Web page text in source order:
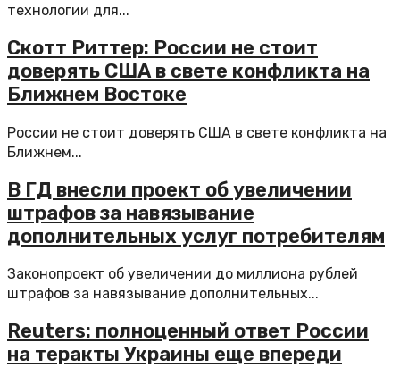
технологии для...
Скотт Риттер: России не стоит
доверять США в свете конфликта на
Ближнем Востоке
России не стоит доверять США в свете конфликта на
Ближнем...
В ГД внесли проект об увеличении
штрафов за навязывание
дополнительных услуг потребителям
Законопроект об увеличении до миллиона рублей
штрафов за навязывание дополнительных...
Reuters: полноценный ответ России
на теракты Украины еще впереди